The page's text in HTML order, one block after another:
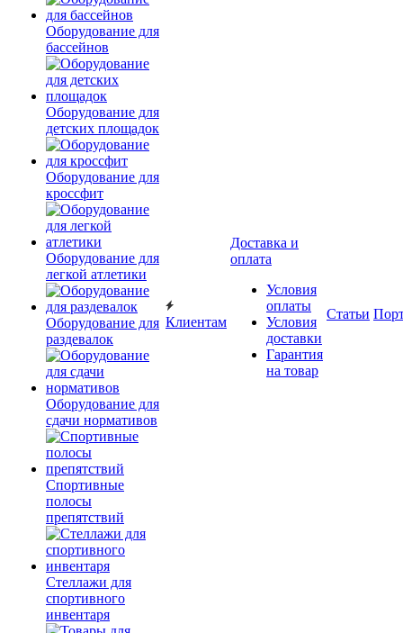
Оборудование для
бассейнов
Оборудование для
детских площадок
Оборудование для
кроссфит
Оборудование для
легкой атлетики
Оборудование для
раздевалок
Оборудование для
сдачи нормативов
Спортивные
полосы
препятствий
Стеллажи для
спортивного
инвентаря
Клиентам
Доставка и
оплата
Условия
оплаты
Условия
доставки
Гарантия
на товар
Статьи